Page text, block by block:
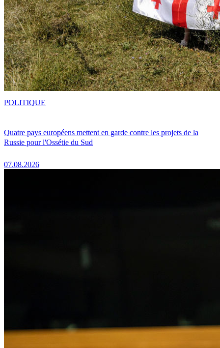
Quatre pays européens mettent en garde contre les projets de la
Russie pour l'Ossétie du Sud
07.08.2026
POLITIQUE